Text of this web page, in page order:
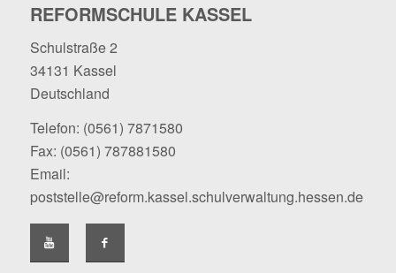
REFORMSCHULE KASSEL
Schulstraße 2
34131 Kassel
Deutschland
Telefon: (0561) 7871580
Fax: (0561) 787881580
Email:
poststelle@reform.kassel.schulverwaltung.hessen.de